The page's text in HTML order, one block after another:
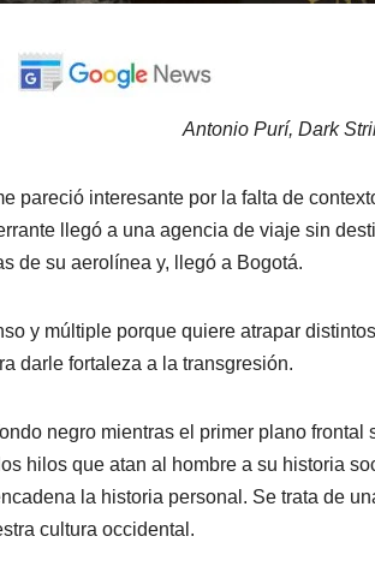
Antonio Purí, Dark
pareció interesante por la falta de
llegó a una agencia de viaje sin
de su aerolínea y, llegó a Bogotá.
y múltiple porque quiere atrapar
darle fortaleza a la transgresión.
negro mientras el primer plano frontal
hilos que atan al hombre a su historia
la historia personal. Se trata de
cultura occidental.